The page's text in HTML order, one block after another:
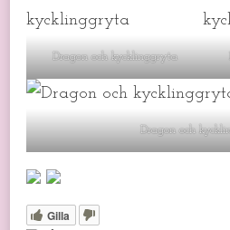
Dragon och kycklinggryta
Dragon och
Gilla